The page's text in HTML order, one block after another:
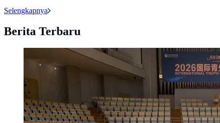
Selengkapnya
Berita Terbaru